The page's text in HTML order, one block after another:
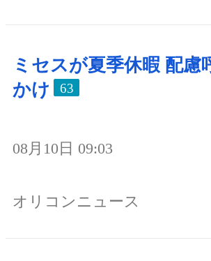
ミセスが夏季休暇 配慮
かけ
63
08月10日 09:03
オリコンニュース